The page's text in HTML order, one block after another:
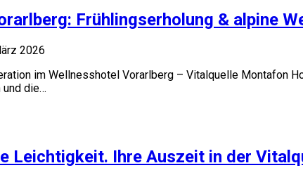
Frühlingserholung & alpine
2026
im Wellnesshotel Vorarlberg – Vitalquelle Montafon
und die…
Leichtigkeit. Ihre Auszeit in der